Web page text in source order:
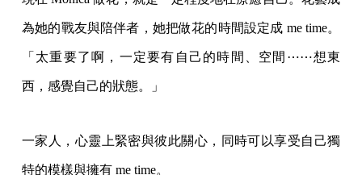
為她的戰友與陪伴者，她把做花的時間設定成 me time。
「太重要了啊，一定要有自己的時間、空間⋯⋯想東
西，感覺自己的狀態。」
一家人，心靈上緊密與彼此關心，同時可以享受自己獨
特的模樣與擁有 me time。